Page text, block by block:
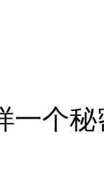
一个